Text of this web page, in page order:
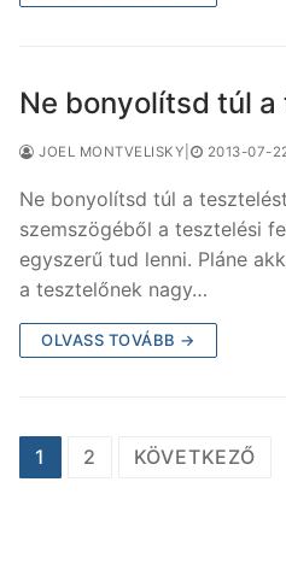
Ne bonyolítsd túl
JOEL MONTVELISKY 2013-07-
Ne bonyolítsd túl a
szemszögéből a tesztelési
egyszerű tud lenni. Pláne
a tesztelőnek nagy…
OLVASS TOVÁBB →
Bejegyzés
1 2 KÖVETKEZŐ